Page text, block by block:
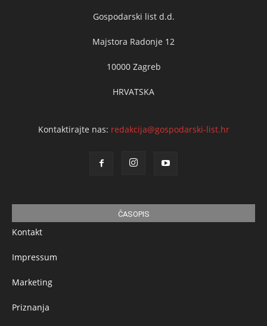
Gospodarski list d.d.
Majstora Radonje 12
10000 Zagreb
HRVATSKA
Kontaktirajte nas: redakcija@gospodarski-list.hr
ČASOPIS
Kontakt
Impressum
Marketing
Priznanja